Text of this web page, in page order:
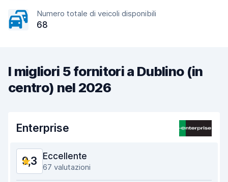
Numero totale di veicoli disponibili
68
I migliori 5 fornitori a Dublino (in
centro) nel 2026
Enterprise
9,3 Eccellente
67 valutazioni